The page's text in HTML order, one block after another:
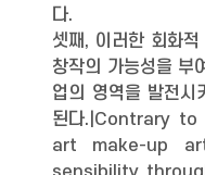
다.
셋째, 이러한 회화
창작의 가능성을 부
업의 영역을 발전시
된다.|Contrary
art make-up